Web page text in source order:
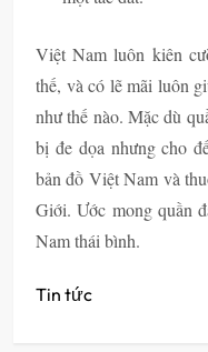
Việt Nam luôn kiên
thế, và có lẽ mãi luôn
như thế nào. Mặc dù
bị đe dọa nhưng cho
bản đồ Việt Nam và
Giới. Ước mong quần
Nam thái bình.
Tin tức